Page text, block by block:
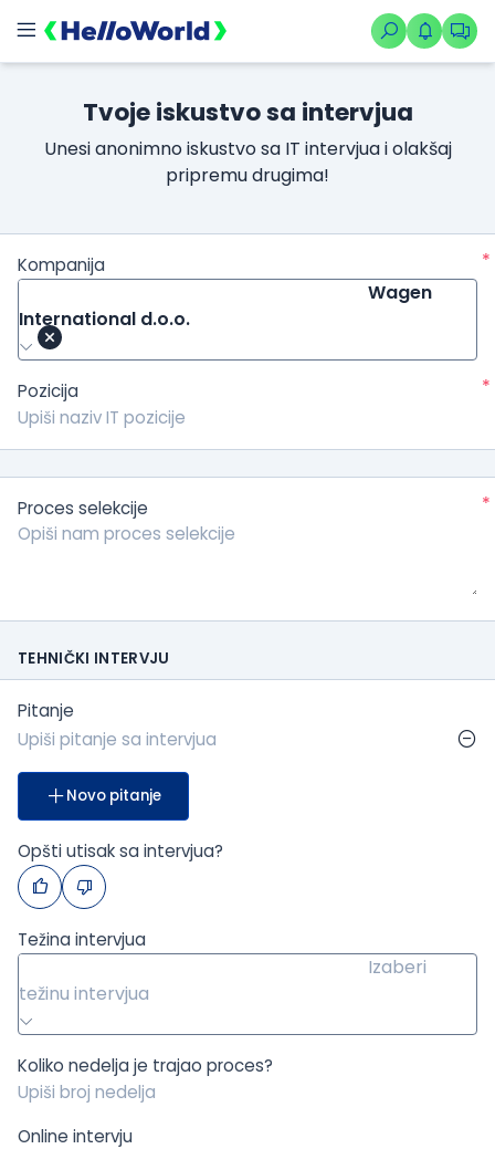
Tvoje iskustvo sa intervjua
Unesi anonimno iskustvo sa IT intervjua i olakšaj
pripremu drugima!
Kompanija
*
Wagen
International d.o.o.
Pozicija *
Proces selekcije *
TEHNIČKI INTERVJU
Pitanje
Novo pitanje
Opšti utisak sa intervjua?
Težina intervjua
Izaberi
težinu intervjua
Koliko nedelja je trajao proces?
Online intervju